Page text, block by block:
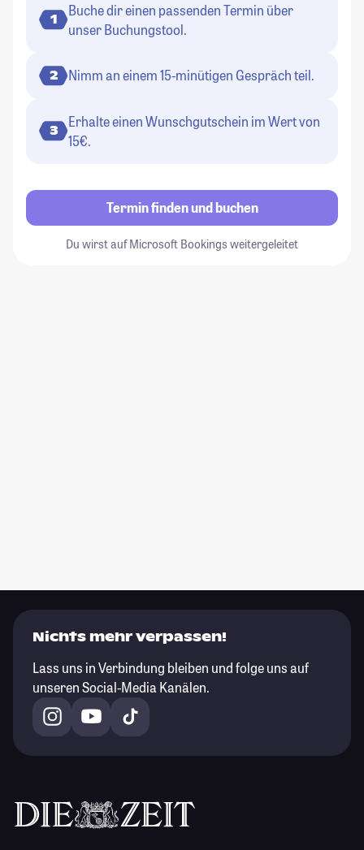
1
Buche dir einen passenden Termin über
unser Buchungstool.
2 Nimm an einem 15-minütigen Gespräch teil.
3
Erhalte einen Wunschgutschein im Wert von
15€.
Termin finden und buchen
Du wirst auf Microsoft Bookings weitergeleitet
Nichts mehr verpassen!
Lass uns in Verbindung bleiben und folge uns auf
unseren Social-Media Kanälen.